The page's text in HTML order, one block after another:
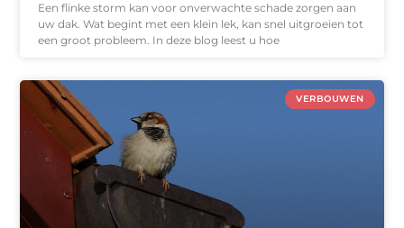
Een flinke storm kan voor onverwachte schade zorgen aan
uw dak. Wat begint met een klein lek, kan snel uitgroeien tot
een groot probleem. In deze blog leest u hoe
VERBOUWEN